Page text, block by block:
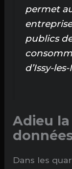
permet
publics
d’Issy-
Adieu
Dans les